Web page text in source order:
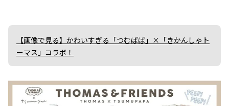
【画像で見る】かわいすぎる「つむぱぱ」×「きかんしゃト
ーマス」コラボ！